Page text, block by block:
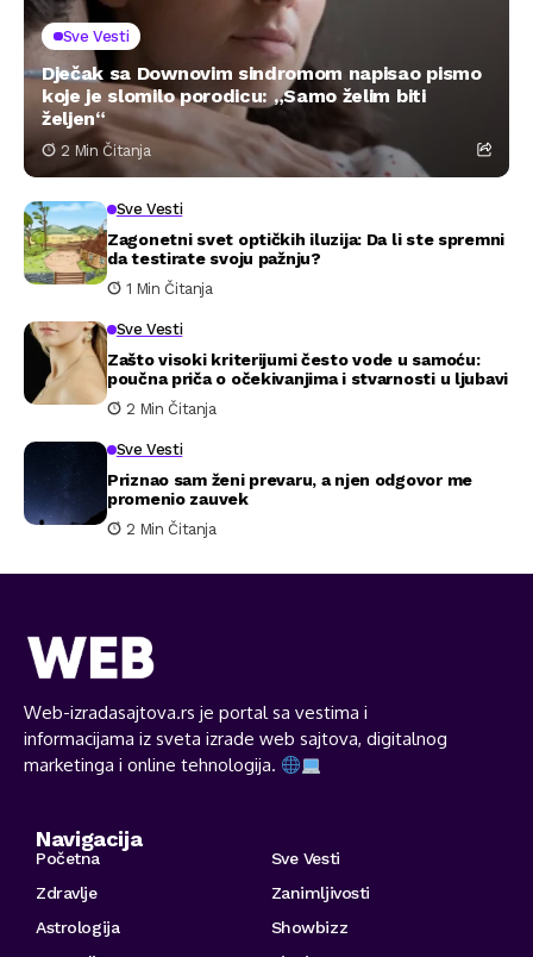
Sve Vesti
Dječak sa Downovim sindromom napisao pismo
koje je slomilo porodicu: „Samo želim biti
željen“
2 Min Čitanja
Sve Vesti
Zagonetni svet optičkih iluzija: Da li ste spremni
da testirate svoju pažnju?
1 Min Čitanja
Sve Vesti
Zašto visoki kriterijumi često vode u samoću:
poučna priča o očekivanjima i stvarnosti u ljubavi
2 Min Čitanja
Sve Vesti
Priznao sam ženi prevaru, a njen odgovor me
promenio zauvek
2 Min Čitanja
Web-izradasajtova.rs je portal sa vestima i
informacijama iz sveta izrade web sajtova, digitalnog
marketinga i online tehnologija.
Navigacija
Početna
Sve Vesti
Zdravlje
Zanimljivosti
Astrologija
Showbizz